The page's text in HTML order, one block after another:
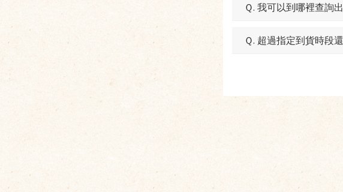
Ｑ. 我可以到哪裡查詢
Ｑ. 超過指定到貨時段